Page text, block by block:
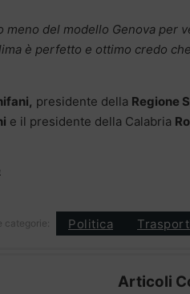
meno del modello Genova
è perfetto e ottimo credo
presidente della Regione
e il presidente della Calabria
categorie: Politica
Articoli